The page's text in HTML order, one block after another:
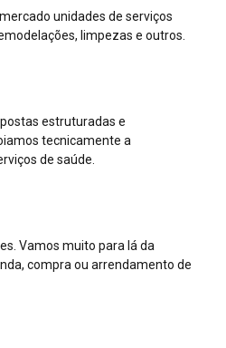
unidades de serviços
limpezas e outros.
estruturadas e
tecnicamente a
de saúde.
Vamos muito para lá da
compra ou arrendamento de